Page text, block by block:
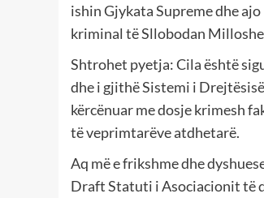
ishin Gjykata Supreme dhe
kriminal të Sllobodan
Shtrohet pyetja: Cila është
dhe i gjithë Sistemi i
kërcënuar me dosje krimesh
të veprimtarëve atdhetarë.
Aq më e frikshme dhe
Draft Statuti i Asociacionit të